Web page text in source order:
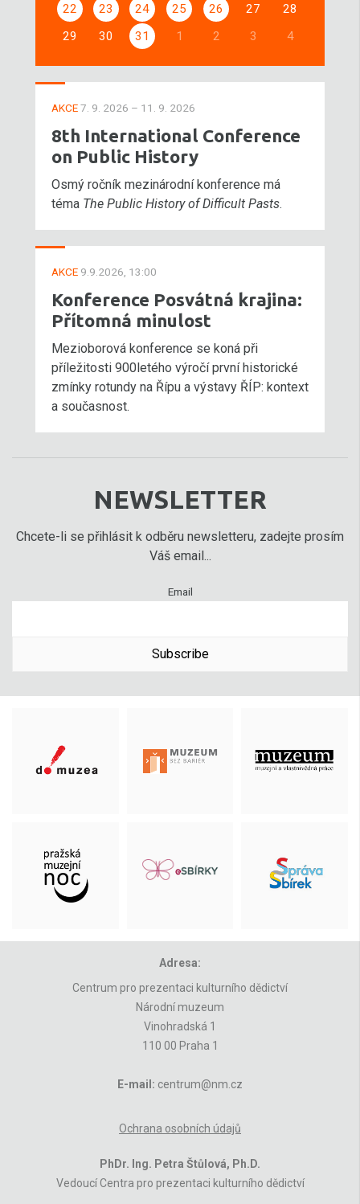
22
23 24 25 26 27
28
29
30 31 1 2 3 4
AKCE7. 9. 2026 – 11. 9. 2026
8th International Conference
on Public History
Osmý ročník mezinárodní konference má
téma The Public History of Difficult Pasts.
AKCE 9.9.2026, 13:00
Konference Posvátná krajina:
Přítomná minulost
Mezioborová konference se koná při
příležitosti 900letého výročí první historické
zmínky rotundy na Řípu a výstavy ŘÍP: kontext
a současnost.
NEWSLETTER
Chcete-li se přihlásit k odběru newsletteru, zadejte prosím
Váš email...
Email
Subscribe
Adresa:
Centrum pro prezentaci kulturního dědictví
Národní muzeum
Vinohradská 1
110 00 Praha 1
E-mail: centrum@nm.cz
Ochrana osobních údajů
PhDr. Ing. Petra Štůlová, Ph.D.
Vedoucí Centra pro prezentaci kulturního dědictví